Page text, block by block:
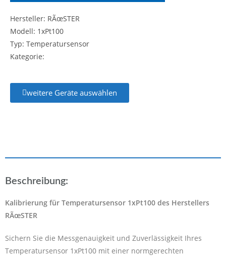
Hersteller: RÃœSTER
Modell: 1xPt100
Typ: Temperatursensor
Kategorie:
weitere Geräte auswählen
Beschreibung:
Kalibrierung für Temperatursensor 1xPt100 des Herstellers
RÃœSTER
Sichern Sie die Messgenauigkeit und Zuverlässigkeit Ihres
Temperatursensor 1xPt100 mit einer normgerechten